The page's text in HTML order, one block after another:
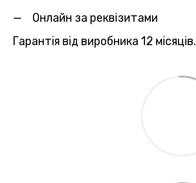
Онлайн за реквізитами
Гарантія від виробника 12 місяців.